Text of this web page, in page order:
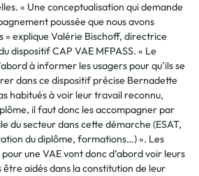
« Une conceptualisation qui demande
poussée que nous avons
» explique Valérie Bischoff, directrice
dispositif CAP VAE MFPASS. « Le
à informer les usagers pour qu’ils se
dans ce dispositif précise Bernadette
habitués à voir leur travail reconnu,
il faut donc les accompagner par
du secteur dans cette démarche (ESAT,
du diplôme, formations…) ». Les
une VAE vont donc d’abord voir leurs
être aidés dans la constitution de leur